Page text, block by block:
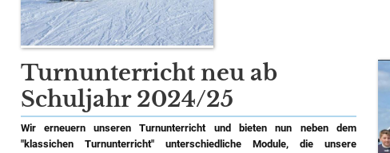
Turnunterricht neu ab
Schuljahr 2024/25
Wir erneuern unseren Turnunterricht und bieten nun neben dem
"klassichen Turnunterricht" unterschiedliche Module, die unsere